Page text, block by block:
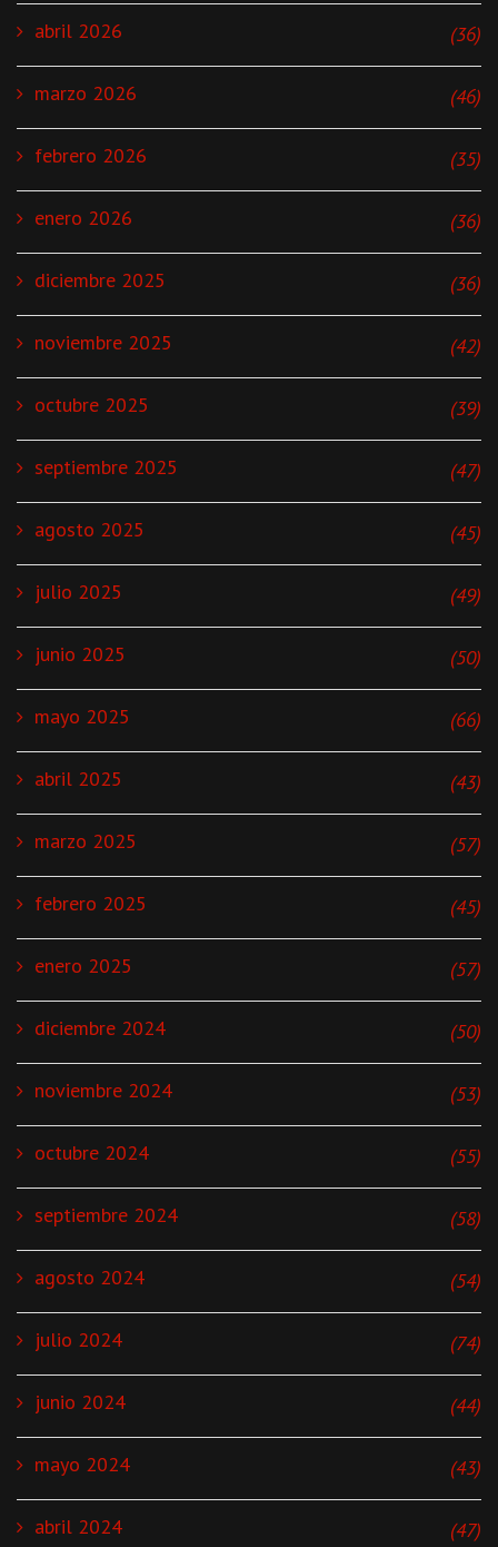
abril 2026 (36)
marzo 2026 (46)
febrero 2026 (35)
enero 2026 (36)
diciembre 2025 (36)
noviembre 2025 (42)
octubre 2025 (39)
septiembre 2025 (47)
agosto 2025 (45)
julio 2025 (49)
junio 2025 (50)
mayo 2025 (66)
abril 2025 (43)
marzo 2025 (57)
febrero 2025 (45)
enero 2025 (57)
diciembre 2024 (50)
noviembre 2024 (53)
octubre 2024 (55)
septiembre 2024 (58)
agosto 2024 (54)
julio 2024 (74)
junio 2024 (44)
mayo 2024 (43)
abril 2024 (47)